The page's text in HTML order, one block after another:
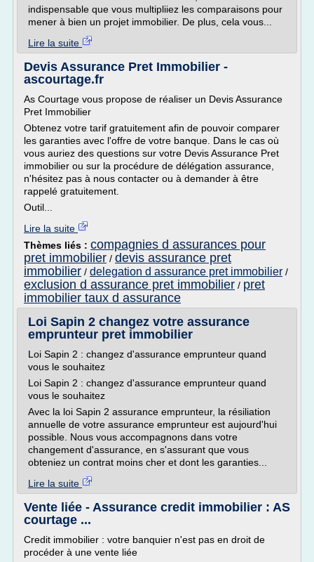
indispensable que vous multipliiez les comparaisons pour
mener à bien un projet immobilier. De plus, cela vous...
Lire la suite
Devis Assurance Pret Immobilier -
ascourtage.fr
As Courtage vous propose de réaliser un Devis Assurance
Pret Immobilier
Obtenez votre tarif gratuitement afin de pouvoir comparer
les garanties avec l'offre de votre banque. Dans le cas où
vous auriez des questions sur votre Devis Assurance Pret
immobilier ou sur la procédure de délégation assurance,
n'hésitez pas à nous contacter ou à demander à être
rappelé gratuitement.
Outil...
Lire la suite
Thèmes liés : compagnies d assurances pour
pret immobilier / devis assurance pret
immobilier / delegation d assurance pret immobilier /
exclusion d assurance pret immobilier / pret
immobilier taux d assurance
Loi Sapin 2 changez votre assurance
emprunteur pret immobilier
Loi Sapin 2 : changez d'assurance emprunteur quand
vous le souhaitez
Loi Sapin 2 : changez d'assurance emprunteur quand
vous le souhaitez
Avec la loi Sapin 2 assurance emprunteur, la résiliation
annuelle de votre assurance emprunteur est aujourd'hui
possible. Nous vous accompagnons dans votre
changement d'assurance, en s'assurant que vous
obteniez un contrat moins cher et dont les garanties...
Lire la suite
Vente liée - Assurance credit immobilier : AS
courtage ...
Credit immobilier : votre banquier n'est pas en droit de
procéder à une vente liée